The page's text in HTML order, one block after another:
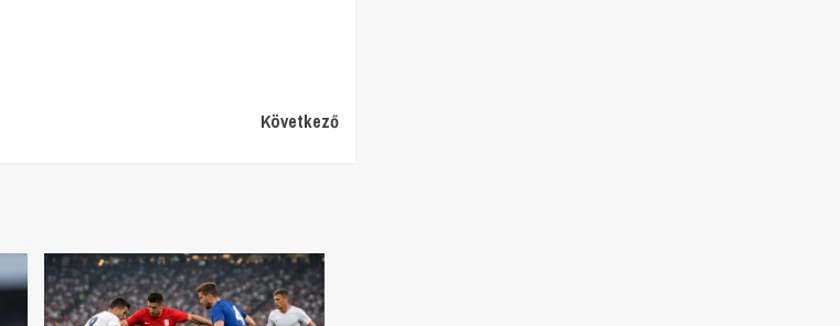
Következő